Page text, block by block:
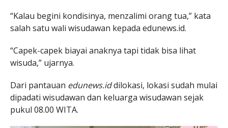
“Kalau begini kondisinya, menzalimi orang tua,” kata
salah satu wali wisudawan kepada edunews.id.
“Capek-capek biayai anaknya tapi tidak bisa lihat
wisuda,” ujarnya.
Dari pantauan edunews.iddilokasi, lokasi sudah mulai
dipadati wisudawan dan keluarga wisudawan sejak
pukul 08.00 WITA.